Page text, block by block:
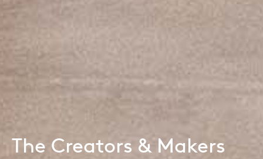
The Creators & Makers